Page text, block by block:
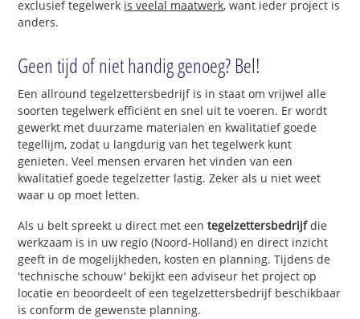
exclusief tegelwerk is veelal maatwerk, want ieder project is
anders.
Geen tijd of niet handig genoeg? Bel!
Een allround tegelzettersbedrijf is in staat om vrijwel alle
soorten tegelwerk efficiënt en snel uit te voeren. Er wordt
gewerkt met duurzame materialen en kwalitatief goede
tegellijm, zodat u langdurig van het tegelwerk kunt
genieten. Veel mensen ervaren het vinden van een
kwalitatief goede tegelzetter lastig. Zeker als u niet weet
waar u op moet letten.
Als u belt spreekt u direct met eentegelzettersbedrijfdie
werkzaam is in uw regio (Noord-Holland) en direct inzicht
geeft in de mogelijkheden, kosten en planning. Tijdens de
'technische schouw' bekijkt een adviseur het project op
locatie en beoordeelt of een tegelzettersbedrijf beschikbaar
is conform de gewenste planning.